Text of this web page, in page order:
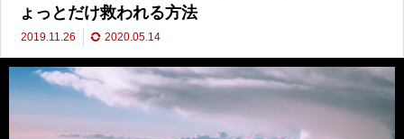
ょっとだけ救われる方法
2019.11.26 2020.05.14